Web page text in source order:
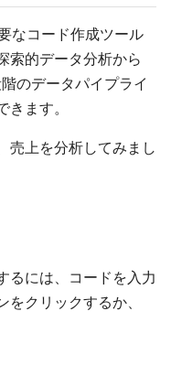
なコード作成ツール
索的データ分析から
のデータパイプライ
ます。
売上を分析してみまし
るには、コードを入力
クリックするか、